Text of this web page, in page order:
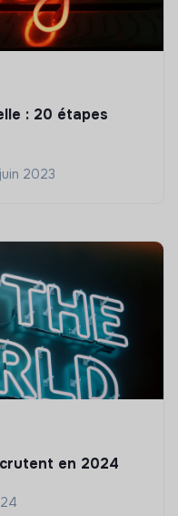
: 20 étapes
2023
en 2024